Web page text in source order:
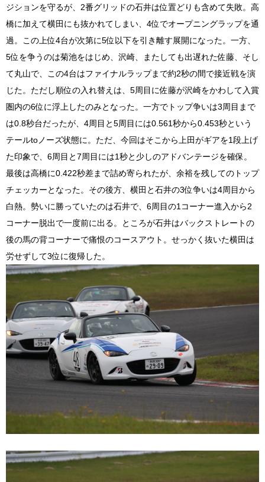
ジションを守るが、2番グリッドの石井は位置どりも含めて失敗。高
橋に加えて横田にも抜かれてしまい、4位でオープニングラップを通
過。この上位4台が次第に5位以下を引き離す展開になった。一方、
5位を争うのは菊池をはじめ、沢崎、またしても出遅れた佐藤、そし
て丸山で、この4台はファイナルラップまで約2秒の間で接近戦を演
じた。ただし順位の入れ替えは、5周目に佐藤が沢崎をかわして入賞
圏内の6位に浮上したのみとなった。一方でトップ争いは3周目まで
は0.8秒台だったが、4周目と5周目には0.561秒から0.453秒という
テールtoノーズ状態に。ただ、今回はそこから上田がギアを1段上げ
た印象で、6周目と7周目には1秒と少しのアドバンテージを確保。
最後は高橋に0.422秒差まで詰め寄られたが、余裕を残してのトップ
チェッカーとなった。その後方、横田と石井の3位争いは4周目から
白熱。勢いに勝っていたのは石井で、6周目の1コーナー進入から2
コーナー脱出で一度前に出る。ところが石井はバックストレートの
後の馬の背コーナーで痛恨のコースアウト。せっかく抜いた横田は
労せずして3位に復帰した。